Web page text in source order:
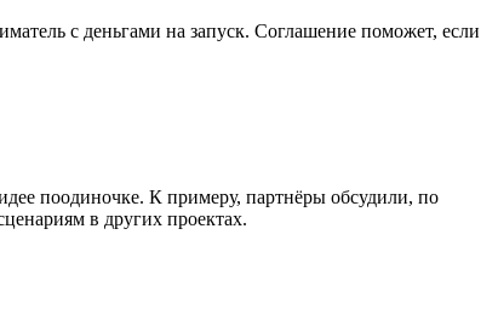
с деньгами на запуск. Соглашение поможет, если
поодиночке. К примеру, партнёры обсудили, по
в других проектах.